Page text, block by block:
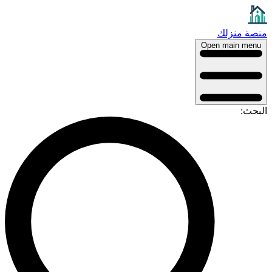
منصة منزلك
Open main menu
البحث: